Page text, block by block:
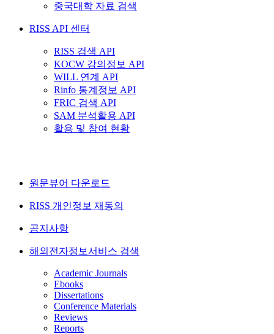
중국대학 자료 검색
RISS API 센터
RISS 검색 API
KOCW 강의정보 API
WILL 연계 API
Rinfo 통계정보 API
FRIC 검색 API
SAM 분석활용 API
활용 및 참여 현황
원문뷰어 다운로드
RISS 개인정보 재동의
공지사항
해외전자정보서비스 검색
Academic Journals
Ebooks
Dissertations
Conference Materials
Reviews
Reports